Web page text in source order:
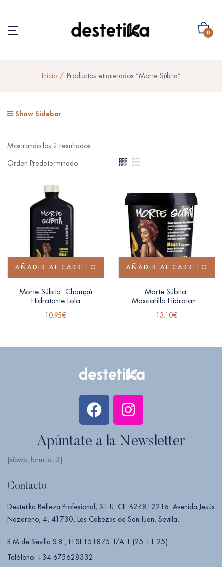
0
Inicio Productos etiquetados “Morte Súbita”
Show Sidebar
Mostrando los 2 resultados
AÑADIR AL CARRITO
Morte Súbita. Champú
Hidratante Lola
10.95€
AÑADIR AL CARRITO
Morte Súbita.
Mascarilla Hidratante
13.10€
Apúntate a la Newsletter
[sibwp_form id=3]
Contacto
Destetika Belleza Profesional, S.L.U. CIF B24812216. Avenida Jesús
Nazareno, 4, 41730, Las Cabezas de San Juan, Sevilla.
R.M de Sevilla S 8 , H SE151875, I/A 1 (25.11.25).
Teléfono: +34 675628332